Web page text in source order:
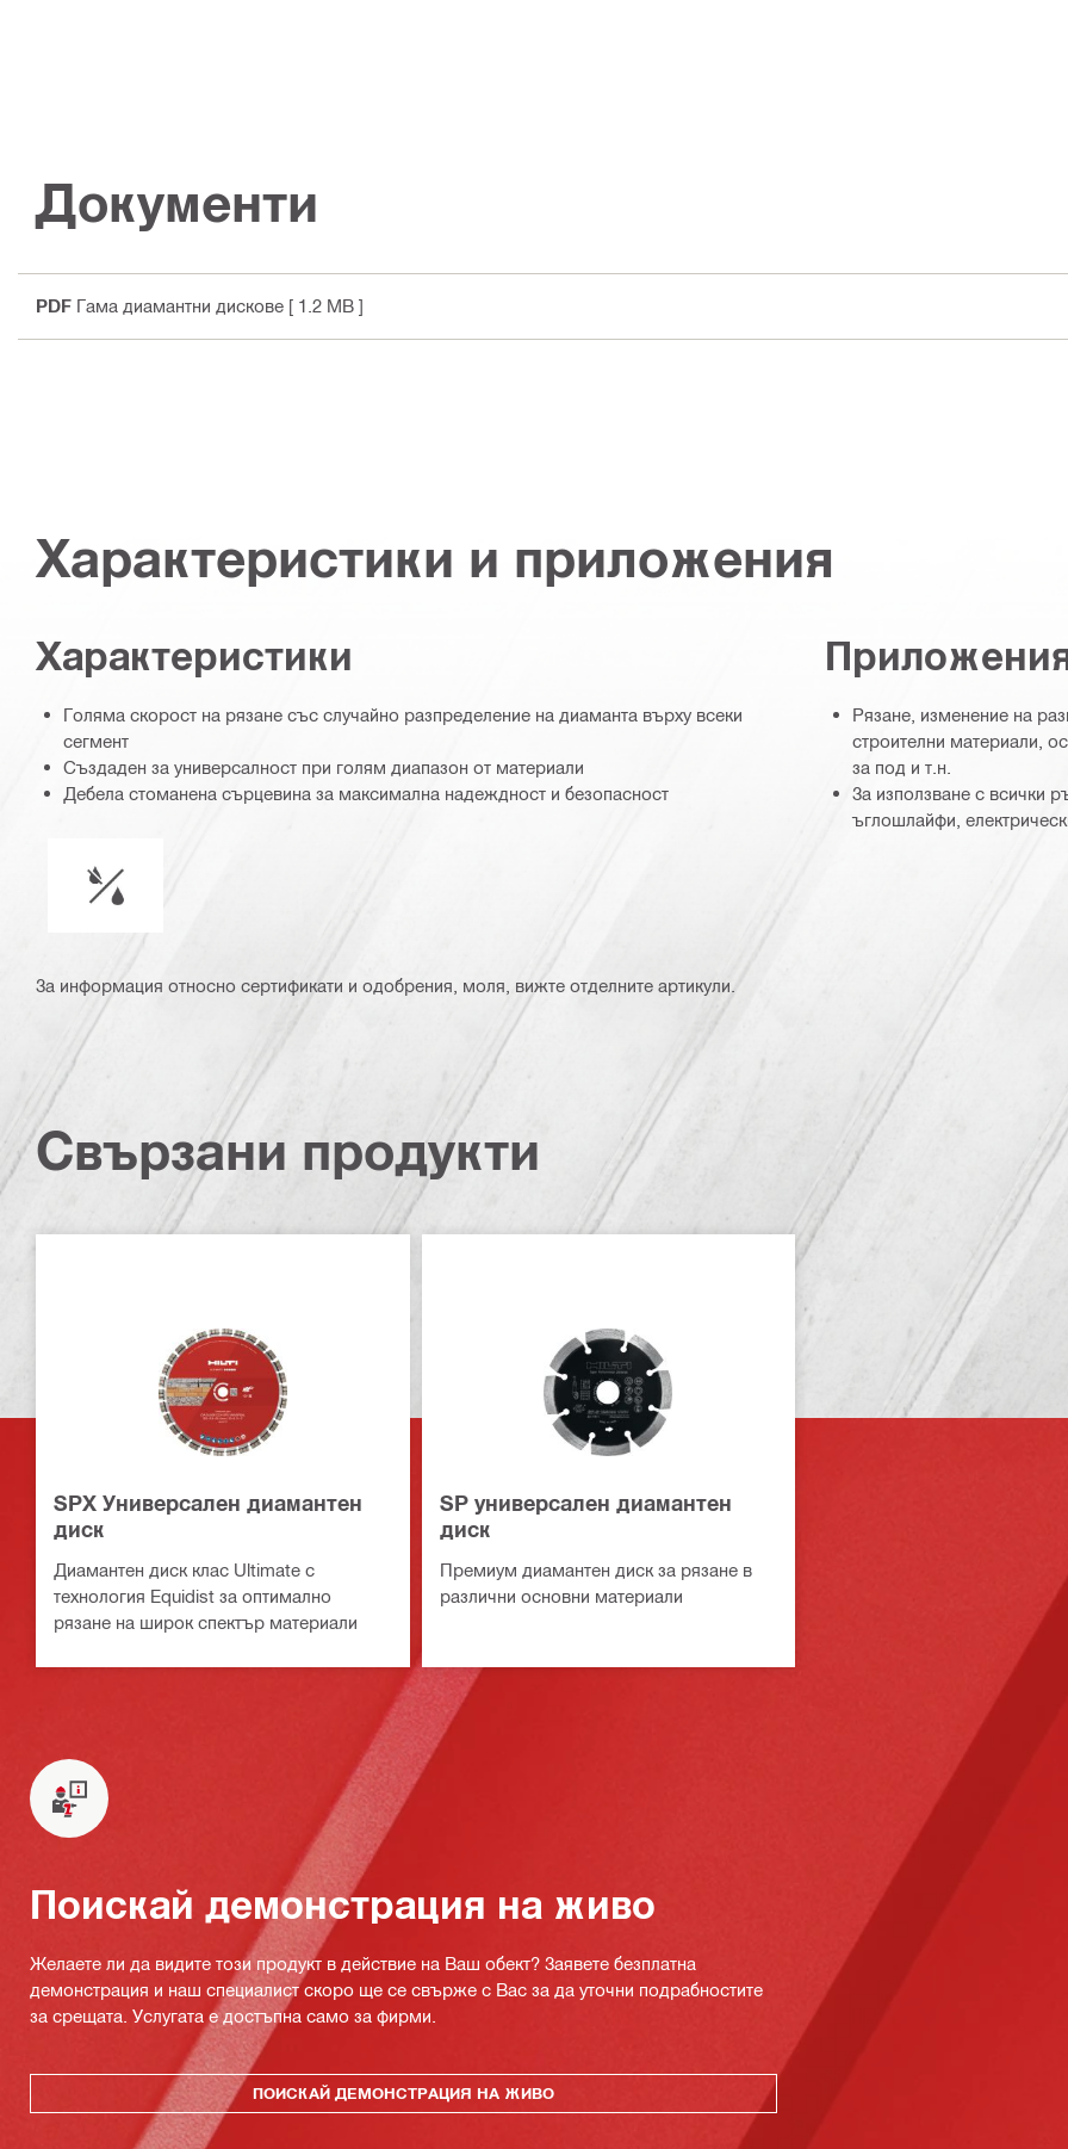
Документи
PDF Гама диамантни дискове [ 1.2 MB ]
Характеристики и приложения
Характеристики
Голяма скорост на рязане със случайно разпределение на диаманта върху всеки
сегмент
Създаден за универсалност при голям диапазон от материали
Дебела стоманена сърцевина за максимална надеждност и безопасност
Рязане, изменение на
строителни материали,
за под и т.н.
За използване с всички
ъглошлайфи,
За информация относно сертификати и одобрения, моля, вижте отделните артикули.
Свързани продукти
SPX Универсален диамантен
диск
Диамантен диск клас Ultimate с
технология Equidist за оптимално
рязане на широк спектър материали
SP универсален диамантен
диск
Премиум диамантен диск за рязане в
различни основни материали
Поискай демонстрация на живо
Желаете ли да видите този продукт в действие на Ваш обект? Заявете безплатна
демонстрация и наш специалист скоро ще се свърже с Вас за да уточни подрабностите
за срещата. Услугата е достъпна само за фирми.
ПОИСКАЙ ДЕМОНСТРАЦИЯ НА ЖИВО